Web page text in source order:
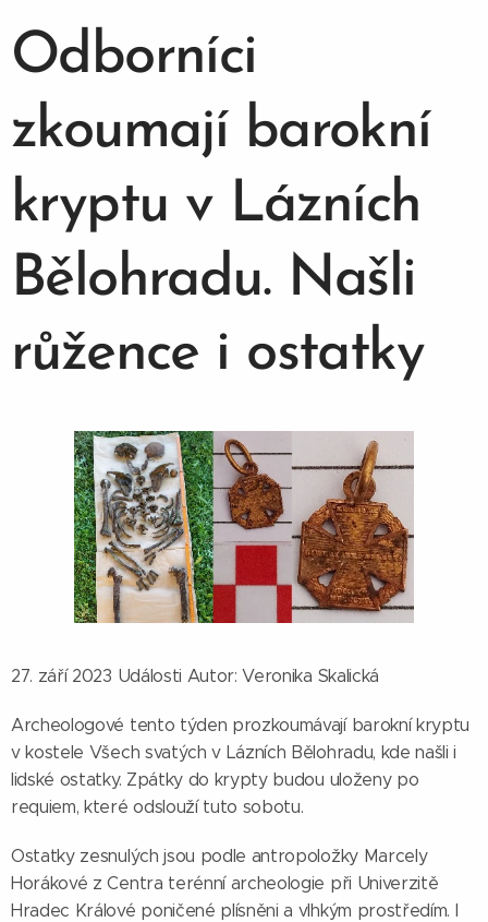
Odborníci
zkoumají barokní
kryptu v Lázních
Bělohradu. Našli
růžence i ostatky
27. září 2023 Události Autor: Veronika Skalická
Archeologové tento týden prozkoumávají barokní kryptu
v kostele Všech svatých v Lázních Bělohradu, kde našli i
lidské ostatky. Zpátky do krypty budou uloženy po
requiem, které odslouží tuto sobotu.
Ostatky zesnulých jsou podle antropoložky Marcely
Horákové z Centra terénní archeologie při Univerzitě
Hradec Králové poničené plísněni a vlhkým prostředím. I